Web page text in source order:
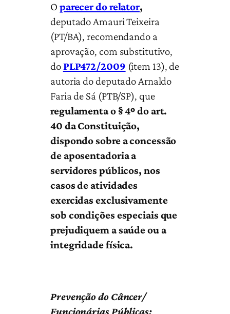
O parecer do relator,
deputado Amauri Teixeira
(PT/BA), recomendando a
aprovação, com substitutivo,
doPLP472/2009 (item 13), de
autoria do deputado Arnaldo
Faria de Sá (PTB/SP), que
regulamenta o § 4º do art.
40 da Constituição,
dispondo sobre a concessão
de aposentadoria a
servidores públicos, nos
casos de atividades
exercidas exclusivamente
sob condições especiais que
prejudiquem a saúde ou a
integridade física.
Prevenção do Câncer/
Funcionárias Públicas: